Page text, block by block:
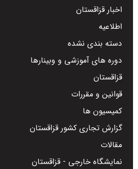
اخبار قزاقستان
اطلاعیه
دسته بندی نشده
دوره های آموزشی و وبینارها
قزاقستان
قوانین و مقررات
کمیسیون ها
گزارش تجاری کشور قزاقستان
مقالات
نمایشگاه خارجی - قزاقستان